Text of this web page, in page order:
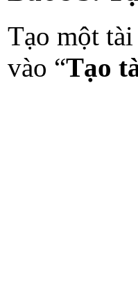
Tạo một
vào “Tạo